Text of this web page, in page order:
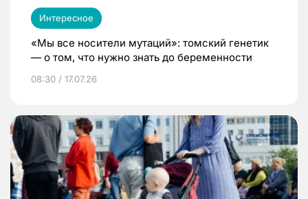
Интересное
«Мы все носители мутаций»: томский генетик
— о том, что нужно знать до беременности
08:30 / 17.07.26